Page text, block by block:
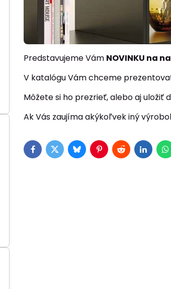
Predstavujeme Vám NOVINKU na
V katalógu Vám chceme
Môžete si ho prezrieť, alebo aj uložiť
Ak Vás zaujíma akýkoľvek iný
Facebook
TwitterBlueskyPinterest
Reddit